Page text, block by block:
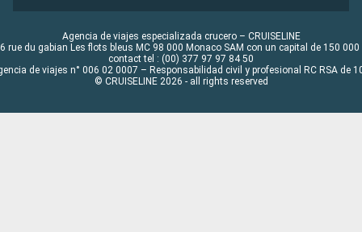
Agencia de viajes especializada crucero – CRUISELINE
rue du gabian Les flots bleus MC 98 000 Monaco SAM con un capital de 150 000
contact tel : (00) 377 97 97 84 50
de viajes n° 006 02 0007 – Responsabilidad civil y profesional RC RSA de
© CRUISELINE 2026 - all rights reserved